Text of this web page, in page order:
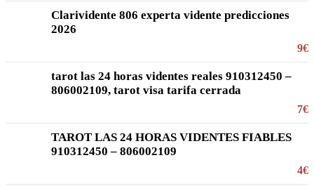
Clarividente 806 experta vidente predicciones
2026
9€
tarot las 24 horas videntes reales 910312450 –
806002109, tarot visa tarifa cerrada
7€
TAROT LAS 24 HORAS VIDENTES FIABLES
910312450 – 806002109
4€